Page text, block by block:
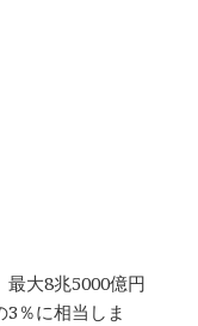
最大8兆5000億円
％に相当しま